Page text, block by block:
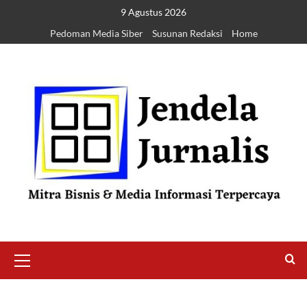
9 Agustus 2026
Pedoman Media Siber
Susunan Redaksi Home